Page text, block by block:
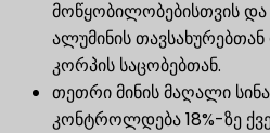
მოწყობილობებისთვის და
ალუმინის
კორპის საცობებთან.
თეთრი მინის მაღალი
კონტროლდება 18%-ზე